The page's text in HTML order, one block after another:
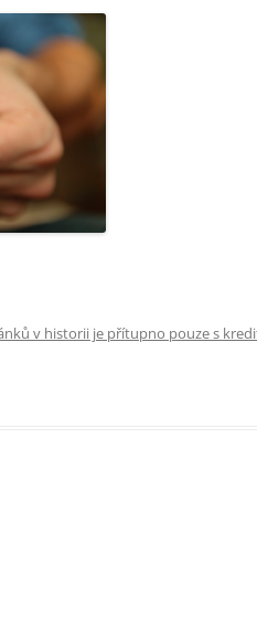
v historii je přítupno pouze s